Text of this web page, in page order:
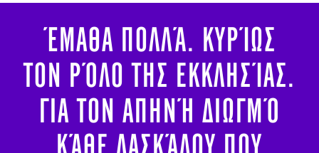
ΈΜΑΘΑ ΠΟΛΛΆ. ΚΥΡΊΩΣ
ΤΟΝ ΡΌΛΟ ΤΗΣ ΕΚΚΛΗΣΊΑΣ.
ΓΙΑ ΤΟΝ ΑΠΗΝΉ ΔΙΩΓΜΌ